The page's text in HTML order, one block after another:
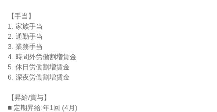
【手当】
1. 家族手当
2. 通勤手当
3. 業務手当
4. 時間外労働割増賃金
5. 休日労働割増賃金
6. 深夜労働割増賃金
【昇給/賞与】
■ 定期昇給:年1回 (4月)